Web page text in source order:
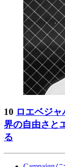
10 ロエベジ
界の自由さと
る